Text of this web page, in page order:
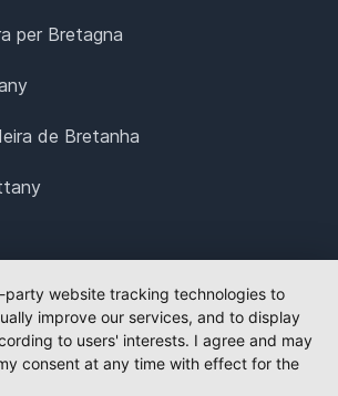
per Bretagna
de Bretanha
party website tracking technologies to
improve our services, and to display
to users' interests. I agree and may
consent at any time with effect for the